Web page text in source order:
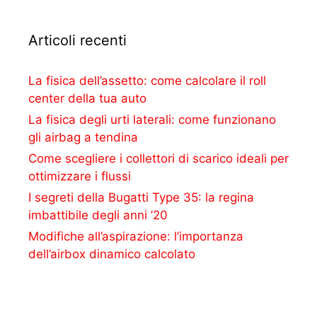
Articoli recenti
La fisica dell’assetto: come calcolare il roll
center della tua auto
La fisica degli urti laterali: come funzionano
gli airbag a tendina
Come scegliere i collettori di scarico ideali per
ottimizzare i flussi
I segreti della Bugatti Type 35: la regina
imbattibile degli anni ’20
Modifiche all’aspirazione: l’importanza
dell’airbox dinamico calcolato